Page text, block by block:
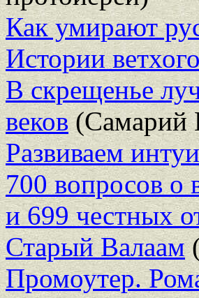
Как умирают
Истории
В скрещенье
веков(Самарий
Развиваем
700 вопросов о
и 699 честных
Старый Валаам
Промоутер.